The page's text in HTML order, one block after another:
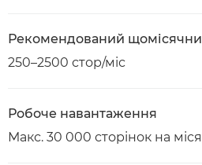
Рекомендований
250–2500 стор/міс
Робоче навантаження
Макс. 30 000 сторінок на